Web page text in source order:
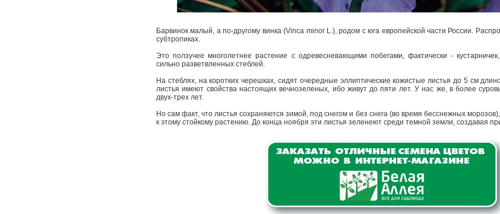
Барвинок малый, а по-другому винка (Vinca minor L.), родом с юга европейской части России.
субтропиках.
Это ползучее многолетнее растение с одревесневающими побегами, фактически -
сильно разветвленных стеблей.
На стеблях, на коротких черешках, сидят очередные эллиптические кожистые листья до 5 см
листья имеют свойства настоящих вечнозеленых, ибо живут до пяти лет. У нас же, в более
двух-трех лет.
Но сам факт, что листья сохраняются зимой, под снегом и без снега (во время бесснежных
к этому стойкому растению. До конца ноября эти листья зеленеют среди темной земли, создавая